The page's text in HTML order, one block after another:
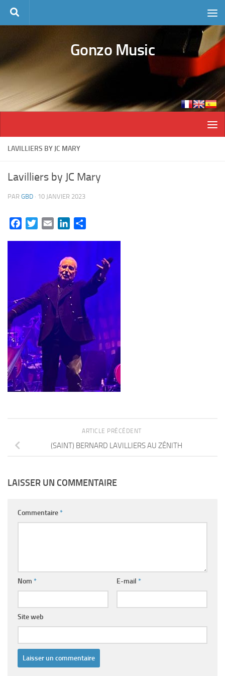
Skip to content
Gonzo Music
LAVILLIERS BY JC MARY
Lavilliers by JC Mary
PAR GBD · 10 JANVIER 2023
FacebookTwitterEmail LinkedIn
ARTICLE PRÉCÉDENT
(SAINT) BERNARD LAVILLIERS AU ZÉNITH
LAISSER UN COMMENTAIRE
Commentaire*
Nom * E-mail *
Site web